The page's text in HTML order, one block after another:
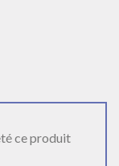
ce produit